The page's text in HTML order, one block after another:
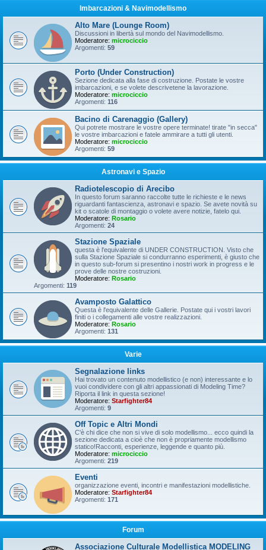
Imbarcazioni & Navimodellismo
Alto Mare (Lounge Room)
Discussioni in libertà sul mondo del Navimodellismo.
Moderatore: microciccio
Argomenti: 59
Porto (Under Construction)
Sezione dedicata alla fase di costruzione. Postate le vostre
imbarcazioni, e se volete descrivetene la lavorazione.
Moderatore: microciccio
Argomenti: 116
Bacino di Carenaggio (Gallery)
Qui potrete mostrare le vostre opere terminate! tirate "in secca"
le vostre imbarcazioni e fatele ammirare a tutti gli utenti.
Moderatore: microciccio
Argomenti: 59
Astronavi e Spazio
Radiotelescopio di Arecibo
In questo forum saranno raccolte tutte le richieste e le news
riguardanti fantascienza, astronavi e spazio. Se avete novità su
kit o scatole di montaggio o volete avere notizie, fatelo qui.
Moderatore: Rosario
Argomenti: 24
Stazione Spaziale
questa è l'equivalente di UNDER CONSTRUCTION. Visto che
sulla Stazione Spaziale si condurranno esperimenti, è giusto che
in questo sub-forum si presentino i nostri work in progress e le
prove delle nostre costruzioni.
Moderatore: Rosario
Argomenti: 119
Avamposto Galattico
Questa è l'equivalente delle Gallerie. Postate qui i vostri lavori
finiti o i collegamenti alle vostre realizzazioni.
Moderatore: Rosario
Argomenti: 131
Varie
Segnalazione links
Hai trovato un contenuto modellistico (e non) interessante e lo
vuoi condividere con gli altri appassionati di Modeling Time?
Riporta il link in questa sezione!
Moderatore: Starfighter84
Argomenti: 9
Off Topic e Altri Mondi
C'è chi dice che non si vive di solo modellismo... ecco quindi la
sezione dedicata a cioè che non è propriamente modellismo
statico!Racconti, esperienze, leggende e quanto più.
Moderatore: microciccio
Argomenti: 219
Eventi
organizzazione eventi, incontri e manifestazioni modellistiche.
Moderatore: Starfighter84
Argomenti: 171
Forum
Associazione Culturale Modellistica MODELING